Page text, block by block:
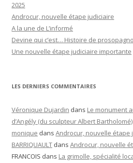
2025
Androcur, nouvelle étape judiciaire
A la une de L’informé
Devine qui c’est… Histoire de
Une nouvelle étape judiciaire importante
LES DERNIERS COMMENTAIRES
Véronique Dujardin dans Le monument
d’Angély (du sculpteur Albert Bartholomé)
monique dans Androcur, nouvelle étape
BARRIQUAULT dans Androcur, nouvelle
FRANCOIS dans La grimolle, spécialité